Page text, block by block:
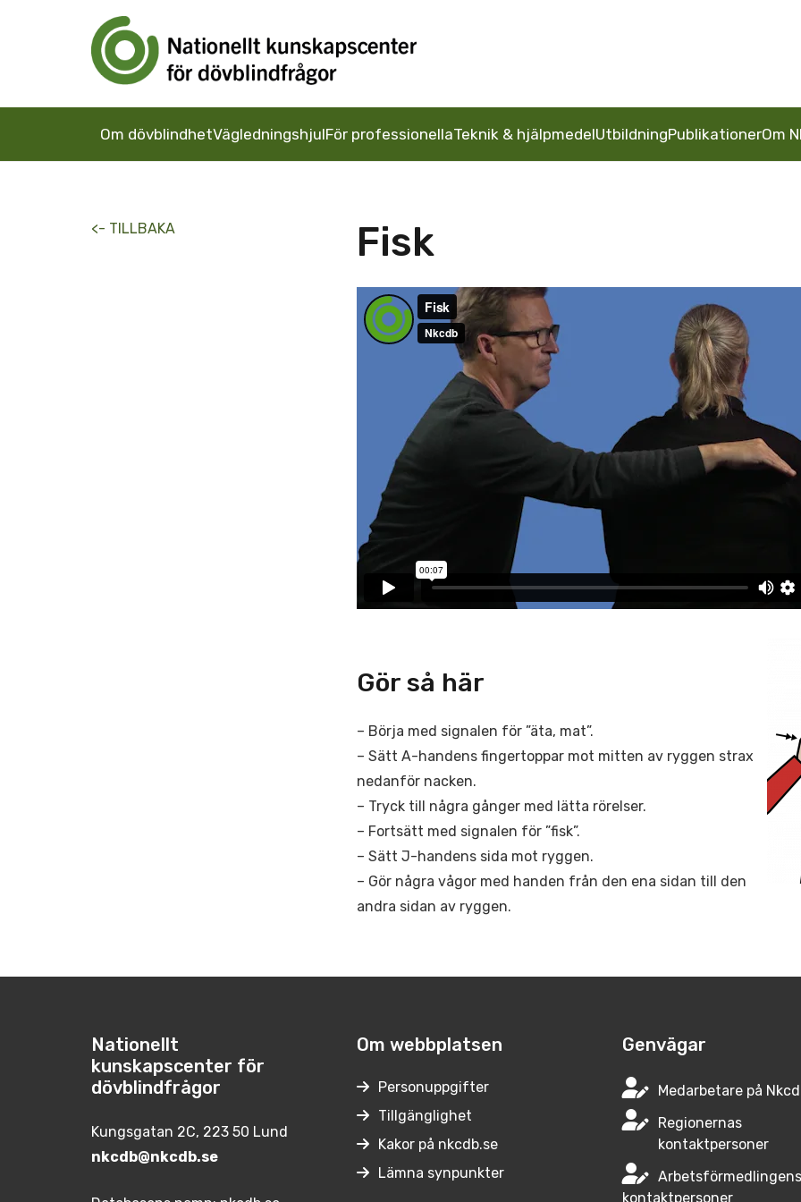
Om dövblindhetVägledningshjulFör professionellaTeknik & hjälpmedelUtbildningPublikationerOm
<- TILLBAKA Fisk
Gör så här
– Börja med signalen för ”äta, mat”.
– Sätt A-handens fingertoppar mot mitten av ryggen strax
nedanför nacken.
– Tryck till några gånger med lätta rörelser.
– Fortsätt med signalen för ”fisk”.
– Sätt J-handens sida mot ryggen.
– Gör några vågor med handen från den ena sidan till den
andra sidan av ryggen.
Nationellt
kunskapscenter för
dövblindfrågor
Kungsgatan 2C, 223 50 Lund
nkcdb@nkcdb.se
Om webbplatsen
Personuppgifter
Tillgänglighet
Kakor på nkcdb.se
Lämna synpunkter
Genvägar
Medarbetare på
Regionernas
kontaktpersoner
Arbetsförmedlingens
kontaktpersoner